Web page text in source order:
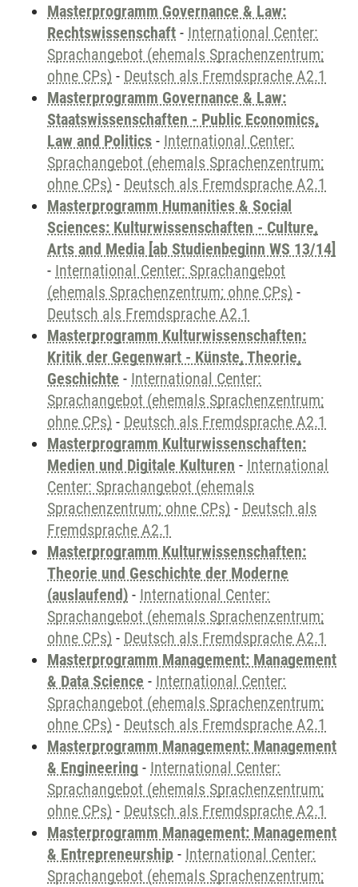
Masterprogramm Governance & Law:
Rechtswissenschaft - International Center:
Sprachangebot (ehemals Sprachenzentrum;
ohne CPs) - Deutsch als Fremdsprache A2.1
Masterprogramm Governance & Law:
Staatswissenschaften - Public Economics,
Law and Politics - International Center:
Sprachangebot (ehemals Sprachenzentrum;
ohne CPs) - Deutsch als Fremdsprache A2.1
Masterprogramm Humanities & Social
Sciences: Kulturwissenschaften - Culture,
Arts and Media [ab Studienbeginn WS 13/14]
- International Center: Sprachangebot
(ehemals Sprachenzentrum; ohne CPs) -
Deutsch als Fremdsprache A2.1
Masterprogramm Kulturwissenschaften:
Kritik der Gegenwart - Künste, Theorie,
Geschichte - International Center:
Sprachangebot (ehemals Sprachenzentrum;
ohne CPs) - Deutsch als Fremdsprache A2.1
Masterprogramm Kulturwissenschaften:
Medien und Digitale Kulturen - International
Center: Sprachangebot (ehemals
Sprachenzentrum; ohne CPs) - Deutsch als
Fremdsprache A2.1
Masterprogramm Kulturwissenschaften:
Theorie und Geschichte der Moderne
(auslaufend) - International Center:
Sprachangebot (ehemals Sprachenzentrum;
ohne CPs) - Deutsch als Fremdsprache A2.1
Masterprogramm Management: Management
& Data Science - International Center:
Sprachangebot (ehemals Sprachenzentrum;
ohne CPs) - Deutsch als Fremdsprache A2.1
Masterprogramm Management: Management
& Engineering - International Center:
Sprachangebot (ehemals Sprachenzentrum;
ohne CPs) - Deutsch als Fremdsprache A2.1
Masterprogramm Management: Management
& Entrepreneurship - International Center:
Sprachangebot (ehemals Sprachenzentrum;